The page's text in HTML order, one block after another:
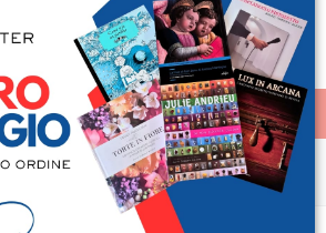
TV, Spettacolo